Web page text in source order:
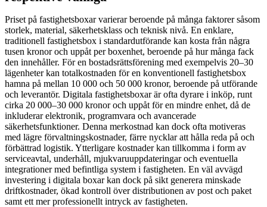
Priset på fastighetsboxar varierar beroende på många faktorer såsom
storlek, material, säkerhetsklass och teknisk nivå. En enklare,
traditionell fastighetsbox i standardutförande kan kosta från några
tusen kronor och uppåt per boxenhet, beroende på hur många fack
den innehåller. För en bostadsrättsförening med exempelvis 20–30
lägenheter kan totalkostnaden för en konventionell fastighetsbox
hamna på mellan 10 000 och 50 000 kronor, beroende på utförande
och leverantör. Digitala fastighetsboxar är ofta dyrare i inköp, runt
cirka 20 000–30 000 kronor och uppåt för en mindre enhet, då de
inkluderar elektronik, programvara och avancerade
säkerhetsfunktioner. Denna merkostnad kan dock ofta motiveras
med lägre förvaltningskostnader, färre nycklar att hålla reda på och
förbättrad logistik. Ytterligare kostnader kan tillkomma i form av
serviceavtal, underhåll, mjukvaruuppdateringar och eventuella
integrationer med befintliga system i fastigheten. En väl avvägd
investering i digitala boxar kan dock på sikt generera minskade
driftkostnader, ökad kontroll över distributionen av post och paket
samt ett mer professionellt intryck av fastigheten.